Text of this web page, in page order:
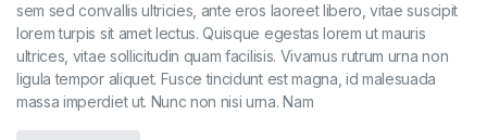
sem sed convallis ultricies, ante eros laoreet libero, vitae suscipit
lorem turpis sit amet lectus. Quisque egestas lorem ut mauris
ultrices, vitae sollicitudin quam facilisis. Vivamus rutrum urna non
ligula tempor aliquet. Fusce tincidunt est magna, id malesuada
massa imperdiet ut. Nunc non nisi urna. Nam